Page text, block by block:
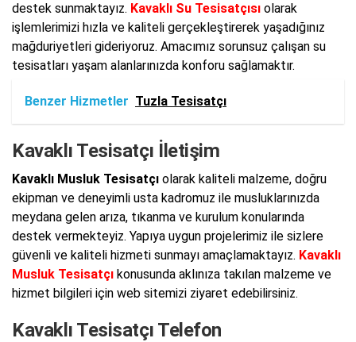
destek sunmaktayız. Kavaklı Su Tesisatçısı olarak
işlemlerimizi hızla ve kaliteli gerçekleştirerek yaşadığınız
mağduriyetleri gideriyoruz. Amacımız sorunsuz çalışan su
tesisatları yaşam alanlarınızda konforu sağlamaktır.
Benzer Hizmetler Tuzla Tesisatçı
Kavaklı Tesisatçı İletişim
Kavaklı Musluk Tesisatçı olarak kaliteli malzeme, doğru
ekipman ve deneyimli usta kadromuz ile musluklarınızda
meydana gelen arıza, tıkanma ve kurulum konularında
destek vermekteyiz. Yapıya uygun projelerimiz ile sizlere
güvenli ve kaliteli hizmeti sunmayı amaçlamaktayız. Kavaklı
Musluk Tesisatçı konusunda aklınıza takılan malzeme ve
hizmet bilgileri için web sitemizi ziyaret edebilirsiniz.
Kavaklı Tesisatçı Telefon